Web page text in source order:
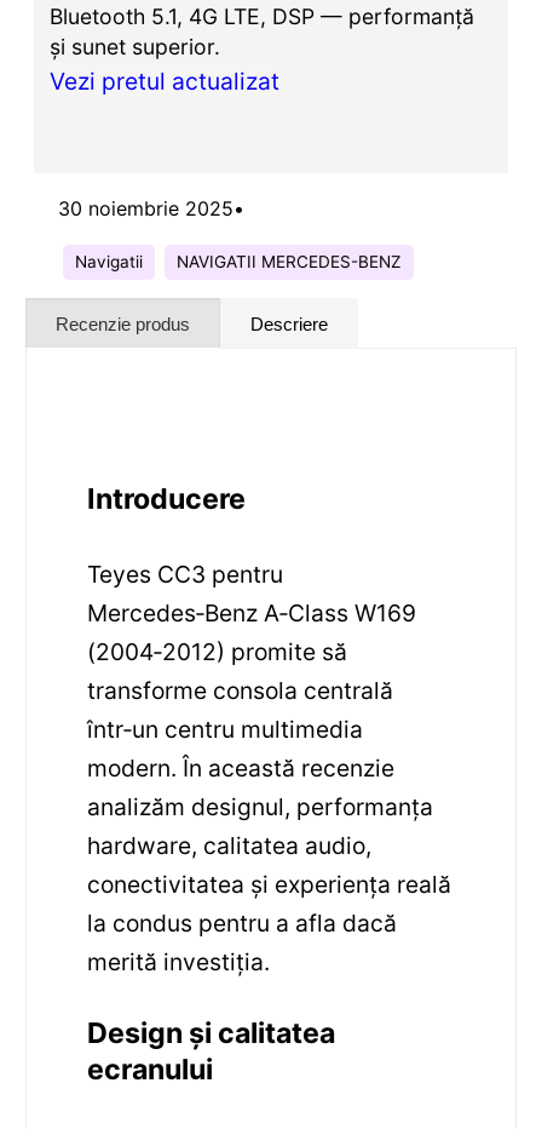
Bluetooth 5.1, 4G LTE, DSP — performanță
și sunet superior.
Vezi pretul actualizat
30 noiembrie 2025•
Navigatii NAVIGATII MERCEDES-BENZ
Recenzie produs Descriere
Introducere
Teyes CC3 pentru
Mercedes‑Benz A‑Class W169
(2004‑2012) promite să
transforme consola centrală
într‑un centru multimedia
modern. În această recenzie
analizăm designul, performanța
hardware, calitatea audio,
conectivitatea și experiența reală
la condus pentru a afla dacă
merită investiția.
Design și calitatea
ecranului